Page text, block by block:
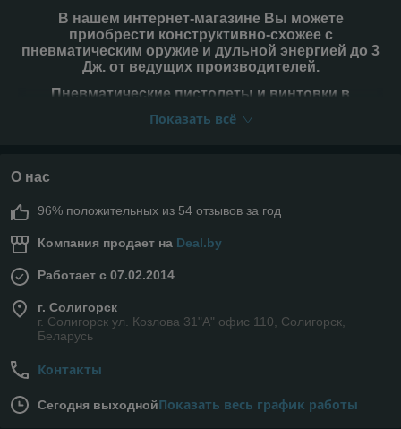
В нашем интернет-магазине Вы можете
приобрести конструктивно-схожее с
пневматическим оружие и дульной энергией до 3
Дж. от ведущих производителей.
Пневматические пистолеты и винтовки в
особенно у мужской половины.
проблем с законом ( Если его использовать по
пневматики – использование в тренировочных
Вы можете на нашем сайте, здесь представлен
моделей от лучших производителей.
Предлагаемые у нас модели пневматического
по Белорусскому законодательству не считается
специального разрешения для приобретения и
Показать всё
О нас
96% положительных из 54 отзывов за год
Компания продает на Deal.by
Работает с 07.02.2014
г. Солигорск
г. Солигорск ул. Козлова 31"А" офис 110, Солигорск,
Беларусь
Контакты
Сегодня выходнойПоказать весь график работы